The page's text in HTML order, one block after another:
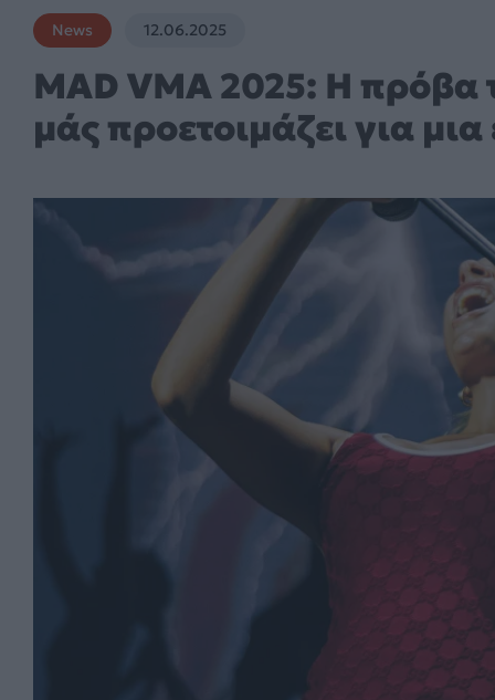
News 12.06.2025
MAD VMA 2025: Η πρόβα
μάς προετοιμάζει για